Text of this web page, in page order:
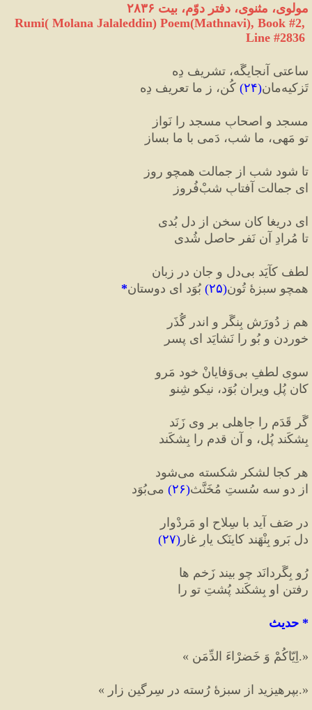
مولوی، مثنوی، دفتر دوّم، بیت ۲۸۳۶
Rumi( Molana Jalaleddin) Poem(Mathnavi), Book #2,
Line #2836
ساعتی آنجایگَه، تشریف دِه
تَزکیهمان(۲۴) کُن، ز ما تعریف دِه
مسجد و اصحابِ مسجد را نَواز
تو مَهی، ما شب، دَمی با ما بساز
تا شود شب از جمالت همچو روز
ای جمالت آفتابِ شبْفُروز
ای دریغا کان سخن از دل بُدی
تا مُرادِ آن نَفر حاصل شُدی
لطف کآیَد بیدل و جان در زبان
همچو سبزهٔ تُون(۲۵) بُوَد ای دوستان*
هم زِ دُورَش بِنگَر و اندر گُذَر
خوردن و بُو را نَشایَد ای پسر
سویِ لطفِ بیوَفایانْ خود مَرو
کان پُلِ ویران بُوَد، نیکو شِنو
گَر قَدَم را جاهلی بر وی زَنَد
بِشکَند پُل، و آن قدم را بِشکَند
هر کجا لشکر شکسته میشود
از دو سه سُستِ مُخَنَّث(۲۶) میبُوَد
در صَف آید با سِلاح او مَردْوار
دل بَرو بِنْهَند کاینَک یارِ غار (۲۷)
رُو بِگَردانَد چو بیند زَخم ها
رفتنِ او بِشکَند پُشتِ تو را
* حدیث
« اِیّاکُمْ وَ خَضرْاءَ الدِّمَنِ .»
« بپرهیزید از سبزهٔ رُسته در سِرگین زار .»